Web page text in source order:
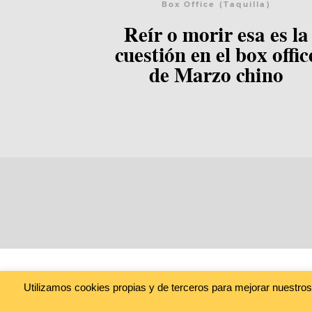
Box Office (Taquilla)
Reír o morir esa es la
cuestión en el box
de Marzo chino
Utilizamos cookies propias y de terceros para mejorar